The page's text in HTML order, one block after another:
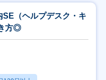
（ヘルプデスク・キ
方◎